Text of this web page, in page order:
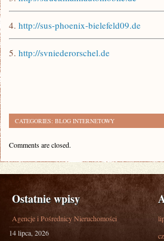
4. http://sus-phoenix-bielefeld09.de
5. http://svniederorschel.de
CATEGORIES: BLOG INTERNETOWY
Comments are closed.
Ostatnie wpisy
Agencje i Pośrednicy Nieruchomości
14 lipca, 2026